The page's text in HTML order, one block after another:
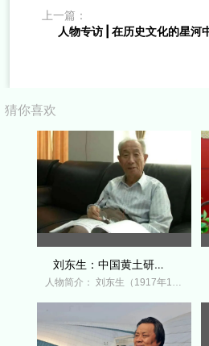
上一篇：
人物专访 | 在历史文化的星河
猜你喜欢
刘东生：中国黄土研究的奠基者与环境科
人物简介： 刘东生（1917年11月22日-2008年3月6日）